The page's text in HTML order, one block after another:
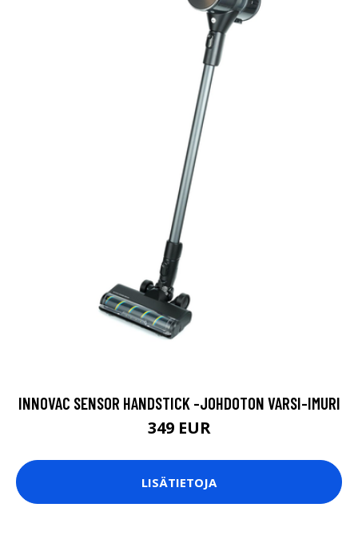
INNOVAC SENSOR HANDSTICK -JOHDOTON VARSI-IMURI
349 EUR
LISÄTIETOJA